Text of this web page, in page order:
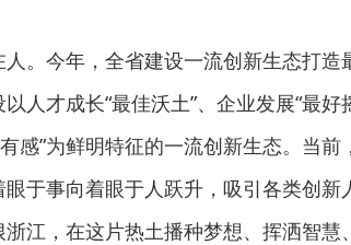
。今年，全省建设一流创新生态打造
人才成长“最佳沃土”、企业发展“最好
感”为鲜明特征的一流创新生态。当
于事向着眼于人跃升，吸引各类创新
江，在这片热土播种梦想、挥洒智慧